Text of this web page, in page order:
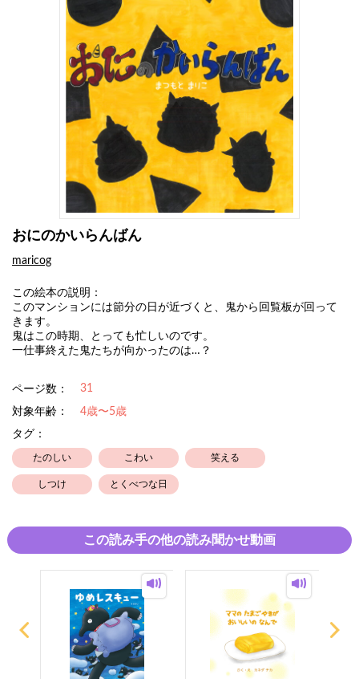
おにのかいらんばん
maricog
この絵本の説明：
このマンションには節分の日が近づくと、鬼から回覧板が回って
きます。
鬼はこの時期、とっても忙しいのです。
一仕事終えた鬼たちが向かったのは…？
ページ数： 31
対象年齢：
4歳〜5歳
タグ：
たのしい こわい 笑える
しつけ とくべつな日
この読み手の他の読み聞かせ動画